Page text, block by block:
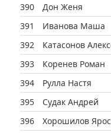
390
Дон Женя
391
Иванова Маша
392
Катасонов
393
Коренев Роман
394
Рулла Настя
395
Судак Андрей
396
Хорошилов